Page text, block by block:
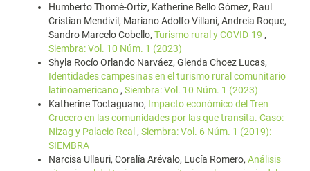
Humberto Thomé-Ortiz, Katherine Bello Gómez, Raul
Cristian Mendivil, Mariano Adolfo Villani, Andreia Roque,
Sandro Marcelo Cobello, Turismo rural y COVID-19 ,
Siembra: Vol. 10 Núm. 1 (2023)
Shyla Rocío Orlando Narváez, Glenda Choez Lucas,
Identidades campesinas en el turismo rural comunitario
latinoamericano , Siembra: Vol. 10 Núm. 1 (2023)
Katherine Toctaguano, Impacto económico del Tren
Crucero en las comunidades por las que transita. Caso:
Nizag y Palacio Real , Siembra: Vol. 6 Núm. 1 (2019):
SIEMBRA
Narcisa Ullauri, Coralía Arévalo, Lucía Romero, Análisis